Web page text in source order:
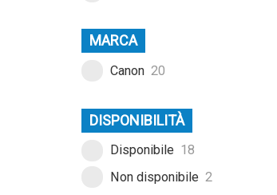
MARCA
Canon 20
DISPONIBILITÀ
Disponibile 18
Non disponibile 2